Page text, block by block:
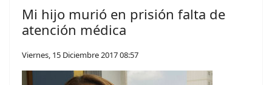
Mi hijo murió en prisión falta de
atención médica
Viernes, 15 Diciembre 2017 08:57